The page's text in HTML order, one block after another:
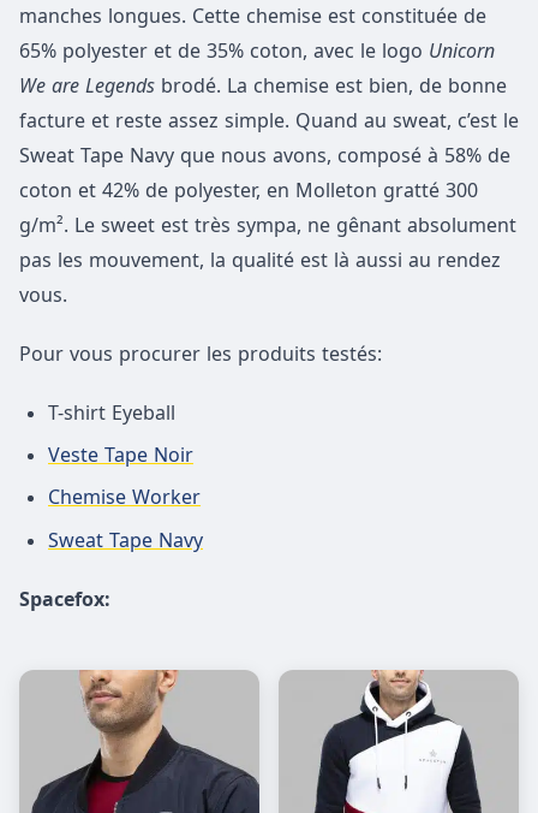
manches longues. Cette chemise est constituée de
65% polyester et de 35% coton, avec le logo Unicorn
We are Legends brodé. La chemise est bien, de bonne
facture et reste assez simple. Quand au sweat, c’est le
Sweat Tape Navy que nous avons, composé à 58% de
coton et 42% de polyester, en Molleton gratté 300
g/m². Le sweet est très sympa, ne gênant absolument
pas les mouvement, la qualité est là aussi au rendez
vous.
Pour vous procurer les produits testés:
T-shirt Eyeball
Veste Tape Noir
Chemise Worker
Sweat Tape Navy
Spacefox: